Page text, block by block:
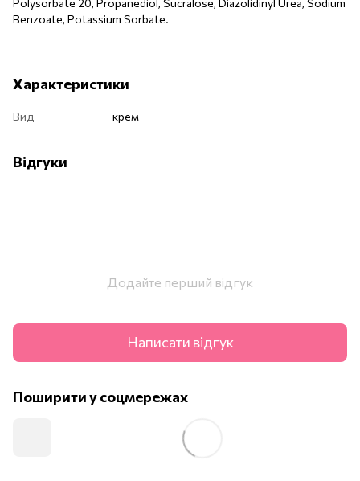
Benzoate, Potassium Sorbate.
Характеристики
Вид крем
Відгуки
Додайте перший відгук
Написати відгук
Поширити у соцмережах